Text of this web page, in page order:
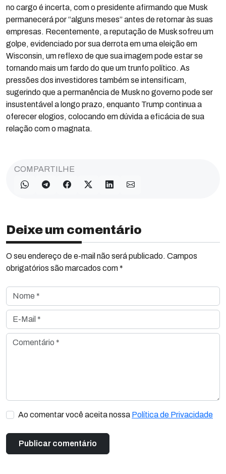
no cargo é incerta, com o presidente afirmando que Musk
permanecerá por “alguns meses” antes de retornar às suas
empresas. Recentemente, a reputação de Musk sofreu um
golpe, evidenciado por sua derrota em uma eleição em
Wisconsin, um reflexo de que sua imagem pode estar se
tornando mais um fardo do que um trunfo político. As
pressões dos investidores também se intensificam,
sugerindo que a permanência de Musk no governo pode ser
insustentável a longo prazo, enquanto Trump continua a
oferecer elogios, colocando em dúvida a eficácia de sua
relação com o magnata.
COMPARTILHE
Deixe um comentário
O seu endereço de e-mail não será publicado. Campos
obrigatórios são marcados com *
Nome *
E-Mail *
Comentário *
Ao comentar você aceita nossa Política de Privacidade